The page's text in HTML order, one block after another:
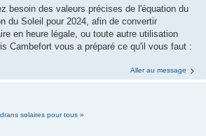
besoin des valeurs précises de l'équation du
du Soleil pour 2024, afin de convertir
en heure légale, ou toute autre utilisation
Cambefort vous a préparé ce qu'il vous faut :
Aller au message
solaires pour tous »